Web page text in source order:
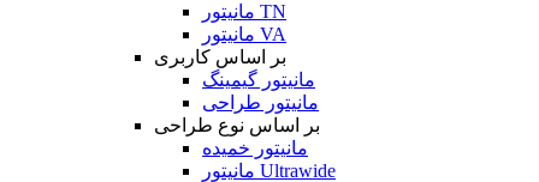
مانیتور TN
مانیتور VA
بر اساس کاربری
مانیتور گیمینگ
مانیتور طراحی
بر اساس نوع طراحی
مانیتور خمیده
مانیتور Ultrawide